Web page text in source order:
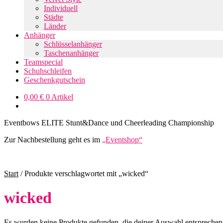
Individuell
Städte
Länder
Anhänger
Schlüsselanhänger
Taschenanhänger
Teamspecial
Schuhschleifen
Geschenkgutschein
0,00 € 0 Artikel
Eventbows ELITE Stunt&Dance und Cheerleading Championship
Zur Nachbestellung geht es im „Eventshop“
Start /Produkte verschlagwortet mit „wicked“
wicked